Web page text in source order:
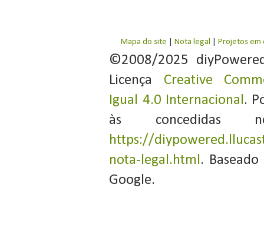
Mapa do site Nota legal Projetos em
©2008/2025
Licença Creative
Igual 4.0 Internacional .
às concedidas
https://
nota-legal.html .
Google.